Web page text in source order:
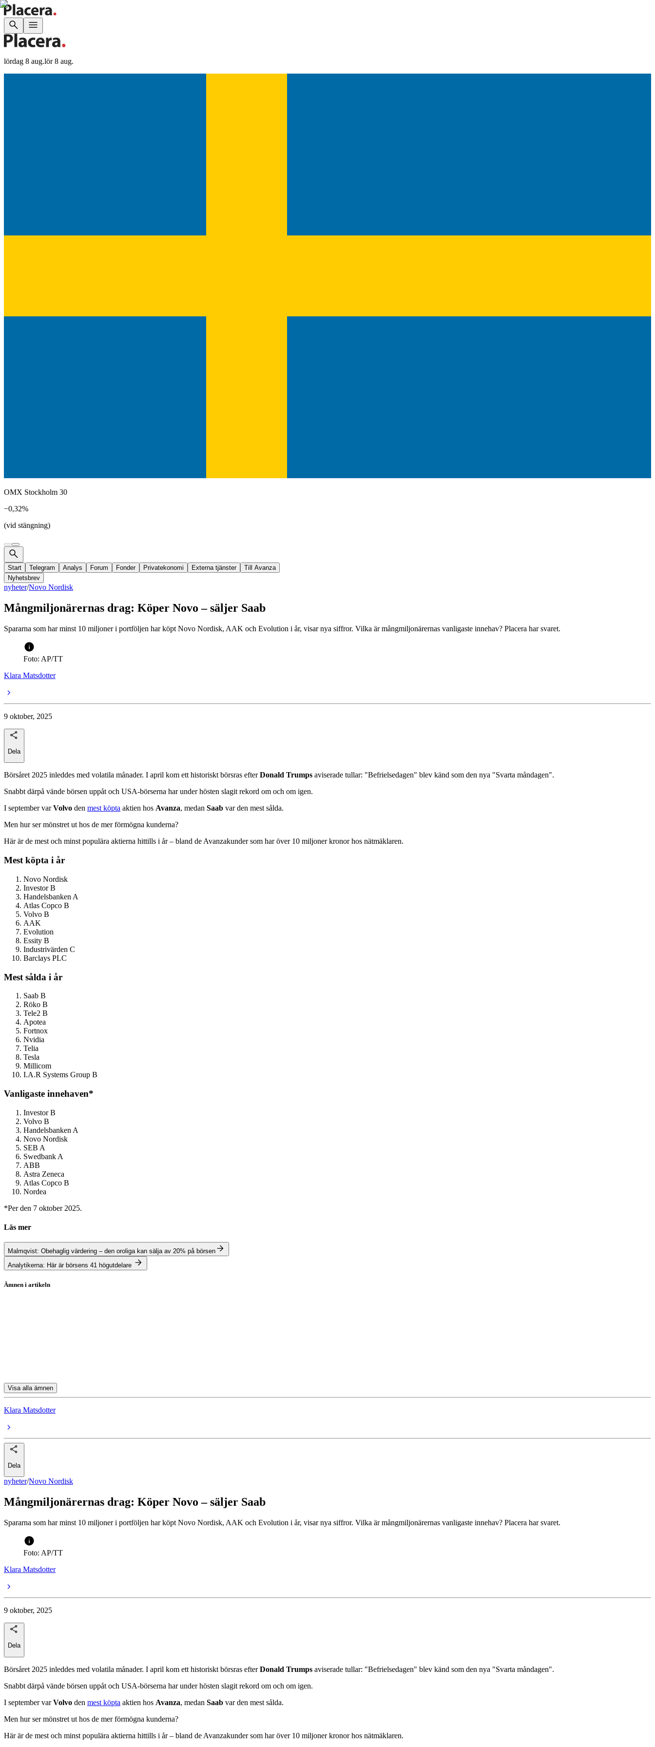
lördag 8 aug.lör 8 aug.
OMX Stockholm 30
−0,32%
(vid stängning)
Start Telegram Analys Forum Fonder Privatekonomi Externa tjänster
Till Avanza
Nyhetsbrev
nyheter/Novo Nordisk
Mångmiljonärernas drag: Köper Novo – säljer Saab
Spararna som har minst 10 miljoner i portföljen har köpt Novo Nordisk, AAK och Evolution i år, visar nya siffror. Vilka är mångmiljonärernas vanligaste innehav? Placera har svaret.
Foto: AP/TT
Klara Matsdotter
9 oktober, 2025
Dela
Börsåret 2025 inleddes med volatila månader. I april kom ett historiskt börsras efterDonald Trumps aviserade tullar: "Befrielsedagen" blev känd som den nya "Svarta måndagen".
Snabbt därpå vände börsen uppåt och USA-börserna har under hösten slagit rekord om och om igen.
I september varVolvo den mest köpta aktien hos Avanza, medan Saab var den mest sålda.
Men hur ser mönstret ut hos de mer förmögna kunderna?
Här är de mest och minst populära aktierna hittills i år – bland de Avanzakunder som har över 10 miljoner kronor hos nätmäklaren.
Mest köpta i år
Novo Nordisk
Investor B
Handelsbanken A
Atlas Copco B
Volvo B
AAK
Evolution
Essity B
Industrivärden C
Barclays PLC
Mest sålda i år
Saab B
Röko B
Tele2 B
Apotea
Fortnox
Nvidia
Telia
Tesla
Millicom
I.A.R Systems Group B
Vanligaste innehaven*
Investor B
Volvo B
Handelsbanken A
Novo Nordisk
SEB A
Swedbank A
ABB
Astra Zeneca
Atlas Copco B
Nordea
*Per den 7 oktober 2025.
Läs mer
Malmqvist: Obehaglig värdering – den oroliga kan sälja av 20% på börsen
Analytikerna: Här är börsens 41 högutdelare
Ämnen i artikeln
Visa alla ämnen
Klara Matsdotter
Dela
nyheter/Novo Nordisk
Mångmiljonärernas drag: Köper Novo – säljer Saab
Spararna som har minst 10 miljoner i portföljen har köpt Novo Nordisk, AAK och Evolution i år, visar nya siffror. Vilka är mångmiljonärernas vanligaste innehav? Placera har svaret.
Foto: AP/TT
Klara Matsdotter
9 oktober, 2025
Dela
Börsåret 2025 inleddes med volatila månader. I april kom ett historiskt börsras efterDonald Trumps aviserade tullar: "Befrielsedagen" blev känd som den nya "Svarta måndagen".
Snabbt därpå vände börsen uppåt och USA-börserna har under hösten slagit rekord om och om igen.
I september varVolvo den mest köpta aktien hos Avanza, medan Saab var den mest sålda.
Men hur ser mönstret ut hos de mer förmögna kunderna?
Här är de mest och minst populära aktierna hittills i år – bland de Avanzakunder som har över 10 miljoner kronor hos nätmäklaren.